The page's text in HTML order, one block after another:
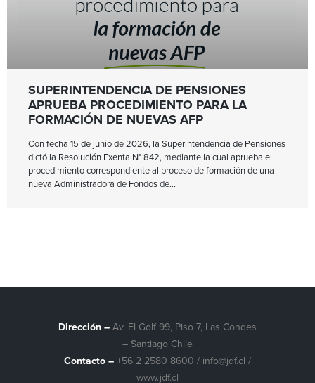
SUPERINTENDENCIA DE PENSIONES
APRUEBA PROCEDIMIENTO PARA LA
FORMACIÓN DE NUEVAS AFP
Con fecha 15 de junio de 2026, la Superintendencia de Pensiones
dictó la Resolución Exenta N° 842, mediante la cual aprueba el
procedimiento correspondiente al proceso de formación de una
nueva Administradora de Fondos de
Dirección –Av. El Golf 99, Piso 7, Las Condes
– Santiago Chile
Contacto –+56 2 2580 8600 / info@jdf.cl /
www.jdf.cl